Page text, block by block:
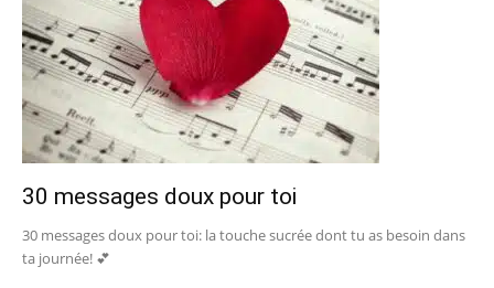
30 messages doux pour toi
30 messages doux pour toi: la touche sucrée dont tu as besoin dans
ta journée! 💕